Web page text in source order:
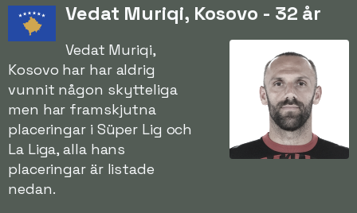
Vedat Muriqi, Kosovo - 32 år
Vedat Muriqi,
Kosovo har har aldrig
vunnit någon skytteliga
men har framskjutna
placeringar i Süper Lig och
La Liga, alla hans
placeringar är listade
nedan.